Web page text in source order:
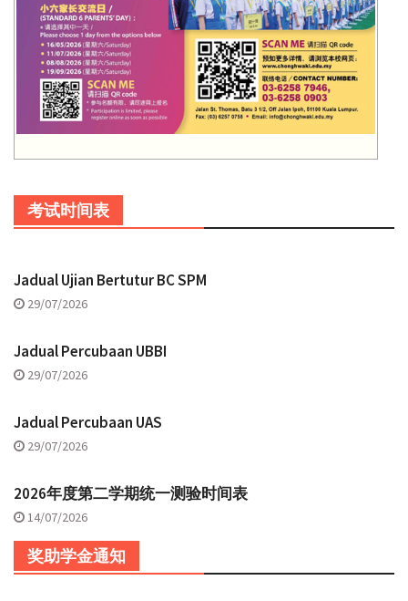
考试时间表
Jadual Ujian Bertutur BC SPM
29/07/2026
Jadual Percubaan UBBI
29/07/2026
Jadual Percubaan UAS
29/07/2026
2026年度第二学期统一测验时间表
14/07/2026
奖助学金通知